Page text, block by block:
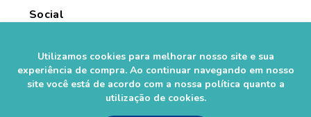
Utilizamos cookies para melhorar nosso site e sua
experiência de compra. Ao continuar navegando em nosso
site você está de acordo com a nossa política quanto a
utilização de cookies.
Política de Troca e Devolução
Fale Conosco
Seja um Franqueado
Perguntas Frequentes
de segunda a sexta-feira.*
Social
Segurança